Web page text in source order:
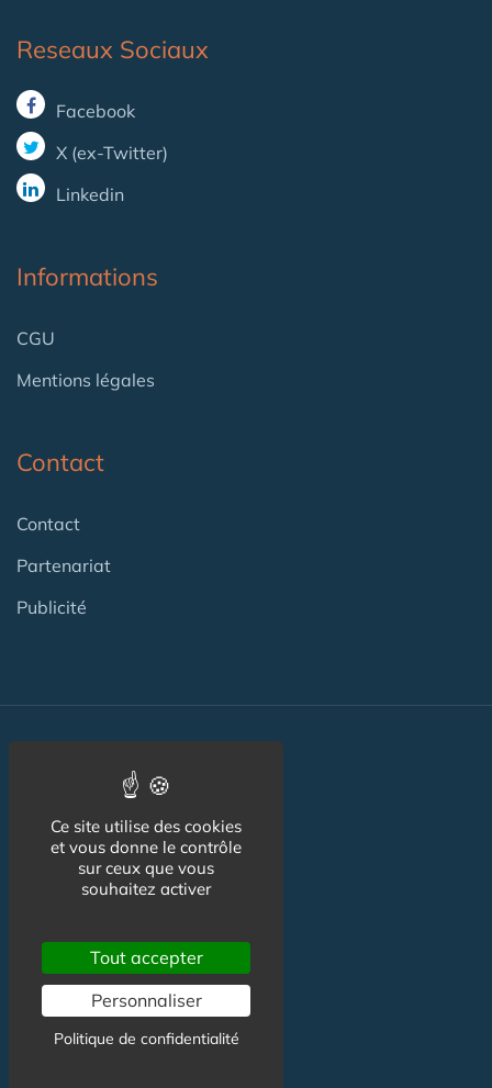
Reseaux Sociaux
Facebook
X (ex-Twitter)
Linkedin
Informations
CGU
Mentions légales
Contact
Contact
Partenariat
Publicité
Capgeris.com
CapResidencesSeniors.com
Seniorissimmo.com
Creche-et-naissance.com
Co-Living & Co-Working
Ce site utilise des cookies
et vous donne le contrôle
sur ceux que vous
souhaitez activer
Tout accepter
Personnaliser
Politique de confidentialité